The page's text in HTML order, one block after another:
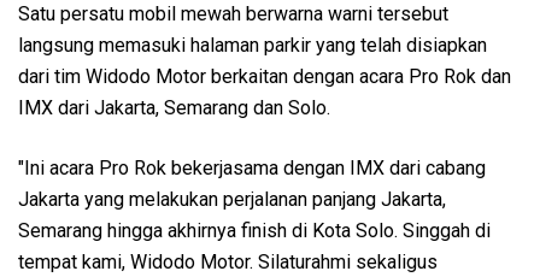
Satu persatu mobil mewah berwarna warni tersebut
langsung memasuki halaman parkir yang telah disiapkan
dari tim Widodo Motor berkaitan dengan acara Pro Rok dan
IMX dari Jakarta, Semarang dan Solo.
"Ini acara Pro Rok bekerjasama dengan IMX dari cabang
Jakarta yang melakukan perjalanan panjang Jakarta,
Semarang hingga akhirnya finish di Kota Solo. Singgah di
tempat kami, Widodo Motor. Silaturahmi sekaligus